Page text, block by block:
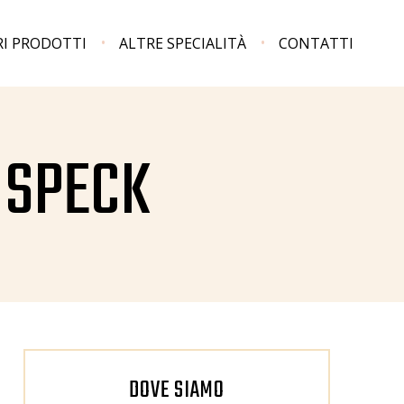
PRODOTTI ALTRE SPECIALITÀ CONTATTI
DOVE SIAMO